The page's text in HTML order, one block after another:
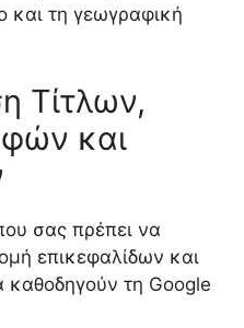
και τη γεωγραφική
Τίτλων,
και
σας πρέπει να
επικεφαλίδων και
τη Google